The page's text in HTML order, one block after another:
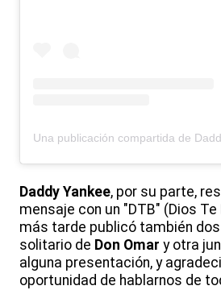
Daddy Yankee, por su parte,
mensaje con un "DTB" (Dios
más tarde publicó también
solitario de Don Omar y otra
alguna presentación, y
oportunidad de hablarnos de